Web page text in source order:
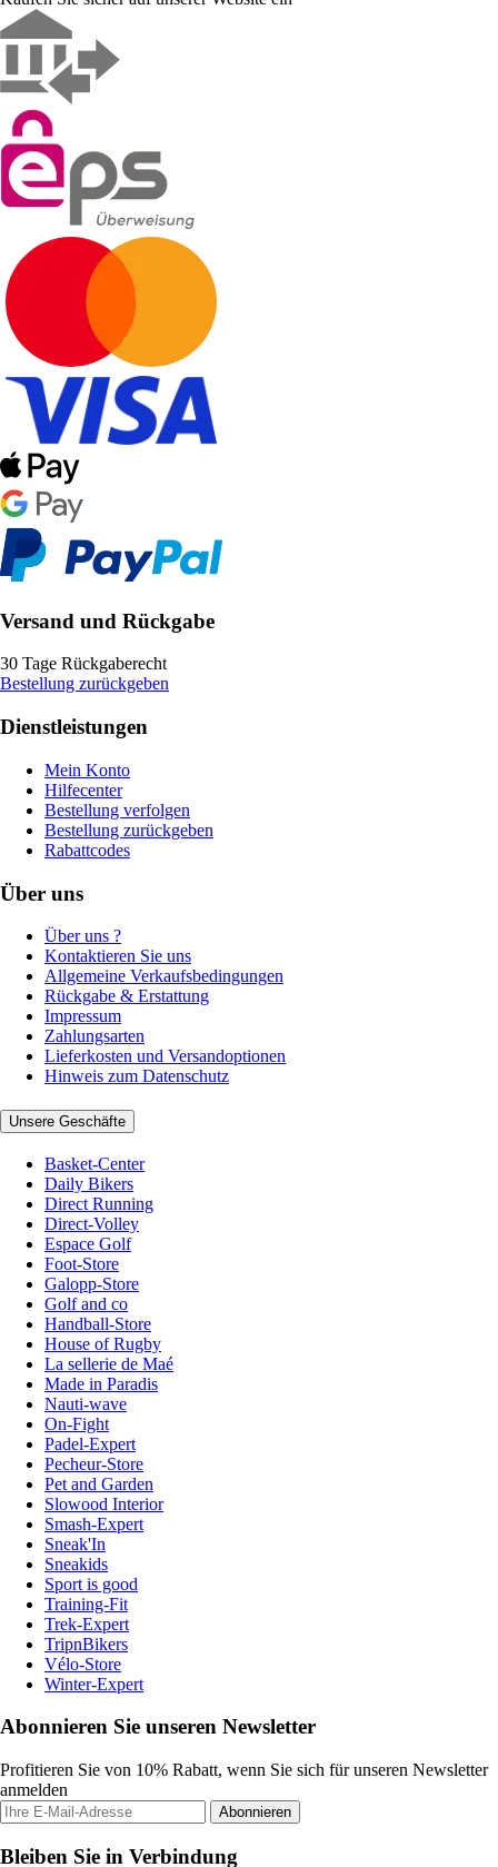
Versand und Rückgabe
30 Tage Rückgaberecht
Bestellung zurückgeben
Dienstleistungen
Mein Konto
Hilfecenter
Bestellung verfolgen
Bestellung zurückgeben
Rabattcodes
Über uns
Über uns ?
Kontaktieren Sie uns
Allgemeine Verkaufsbedingungen
Rückgabe & Erstattung
Impressum
Zahlungsarten
Lieferkosten und Versandoptionen
Hinweis zum Datenschutz
Unsere Geschäfte
Basket-Center
Daily Bikers
Direct Running
Direct-Volley
Espace Golf
Foot-Store
Galopp-Store
Golf and co
Handball-Store
House of Rugby
La sellerie de Maé
Made in Paradis
Nauti-wave
On-Fight
Padel-Expert
Pecheur-Store
Pet and Garden
Slowood Interior
Smash-Expert
Sneak'In
Sneakids
Sport is good
Training-Fit
Trek-Expert
TripnBikers
Vélo-Store
Winter-Expert
Abonnieren Sie unseren Newsletter
Profitieren Sie von 10% Rabatt, wenn Sie sich für unseren Newsletter
anmelden
Abonnieren
Bleiben Sie in Verbindung